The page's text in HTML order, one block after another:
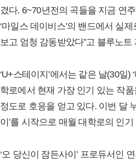
겼다. 6~70년전의 곡들을 지금 연
‘마일스 데이비스’의 밴드에서 실
보고 엄청 감동받았다”고 블루노
‘U+스테이지’에서는 같은 날(30일
학로에서 현재 가장 인기 있는 작
정도로 호응을 얻고 있다. 이번 달
이’를 시작으로 매월 대학로의 인
‘오 당신이 잠든사이’ 프로듀서인